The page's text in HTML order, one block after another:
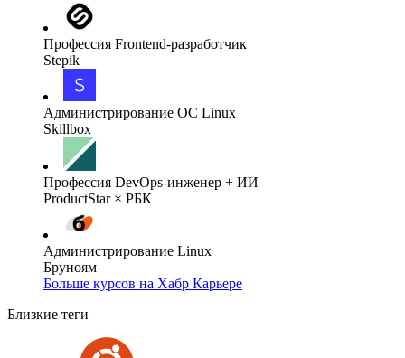
Профессия Frontend-разработчик
Stepik
Администрирова­ние ОС Linux
Skillbox
Профессия DevOps-инженер + ИИ
ProductStar × РБК
Администрирование Linux
Бруноям
Больше курсов на Хабр Карьере
Близкие теги